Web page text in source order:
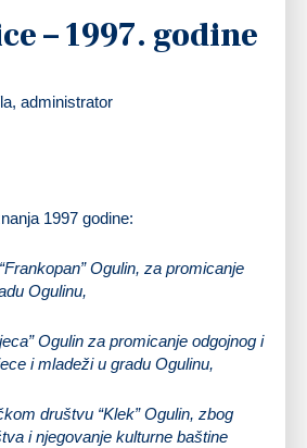
– 1997. godine
administrator
1997 godine:
Ogulin, za promicanje
Ogulinu,
Ogulin za promicanje odgojnog i
i mladeži u gradu Ogulinu,
društvu “Klek” Ogulin, zbog
i njegovanje kulturne baštine